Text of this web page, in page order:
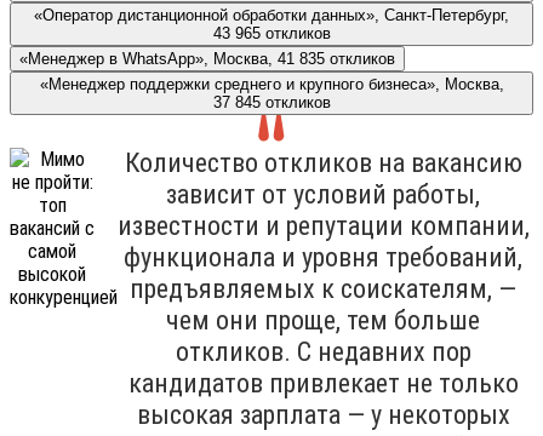
«Оператор дистанционной обработки данных», Санкт-Петербург,
43 965 откликов
«Менеджер в WhatsApp», Москва, 41 835 откликов
«Менеджер поддержки среднего и крупного бизнеса», Москва,
37 845 откликов
Количество откликов на вакансию
зависит от условий работы,
известности и репутации компании,
функционала и уровня требований,
предъявляемых к соискателям, —
чем они проще, тем больше
откликов. С недавних пор
кандидатов привлекает не только
высокая зарплата — у некоторых